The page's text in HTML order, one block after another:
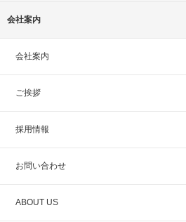
会社案内
会社案内
ご挨拶
採用情報
お問い合わせ
ABOUT US